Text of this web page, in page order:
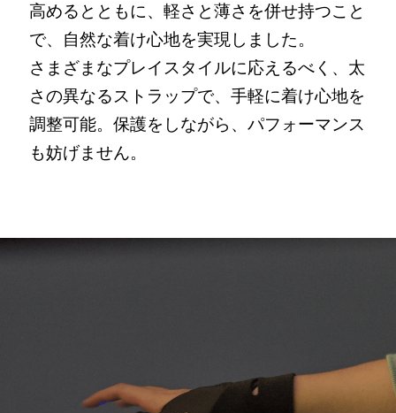
高めるとともに、軽さと薄さを併せ持つこと
で、自然な着け心地を実現しました。
さまざまなプレイスタイルに応えるべく、太
さの異なるストラップで、手軽に着け心地を
調整可能。保護をしながら、パフォーマンス
も妨げません。